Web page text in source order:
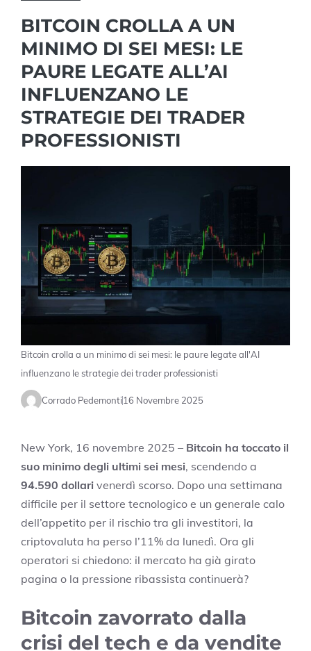
BITCOIN CROLLA A UN
MINIMO DI SEI MESI: LE
PAURE LEGATE ALL’AI
INFLUENZANO LE
STRATEGIE DEI TRADER
PROFESSIONISTI
Bitcoin crolla a un minimo di sei mesi: le paure legate all'AI
influenzano le strategie dei trader professionisti
Corrado Pedemonti16 Novembre 2025
New York, 16 novembre 2025 – Bitcoin ha toccato il
suo minimo degli ultimi sei mesi, scendendo a
94.590 dollari venerdì scorso. Dopo una settimana
difficile per il settore tecnologico e un generale calo
dell’appetito per il rischio tra gli investitori, la
criptovaluta ha perso l’11% da lunedì. Ora gli
operatori si chiedono: il mercato ha già girato
pagina o la pressione ribassista continuerà?
Bitcoin zavorrato dalla
crisi del tech e da vendite